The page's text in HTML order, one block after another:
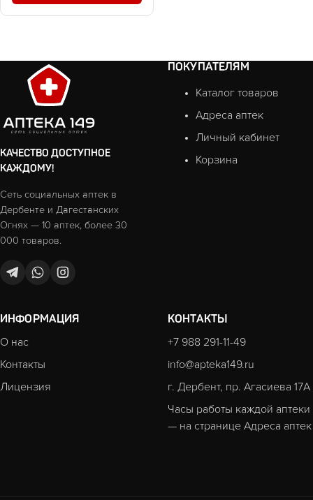
КАЧЕСТВО ДОСТУПНОЕ
КАЖДОМУ!
Сеть социальных аптек в
Дербенте и Дагестанских
Огнях — 10 аптек, более 30
000 товаров.
ПОКУПАТЕЛЯМ
Каталог товаров
Адреса аптек
Личный кабинет
Корзина
ИНФОРМАЦИЯ
О нас
Контакты
Лицензия
КОНТАКТЫ
+7 988 291-11-49
info@apteka149.ru
г. Дербент, пр. Агасиева 17А
Часы работы каждой аптеки
— на странице Адреса аптек